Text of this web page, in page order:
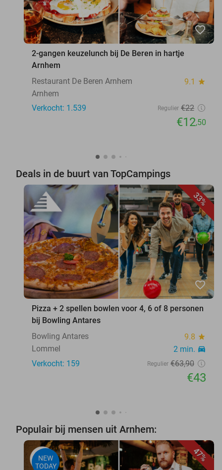
favorite_border
2-gangen keuzelunch bij De Beren in hartje
Arnhem
Restaurant De Beren Arnhem
9.1 star
Arnhem
Verkocht: 1.539
Regulier €22
€12,50
Deals in de buurt van TopCampings
33%
favorite_border
Pizza + 2 spellen bowlen voor 4, 6 of 8 personen
bij Bowling Antares
Bowling Antares
9.8 star
Lommel 2 min. directions_car
Verkocht: 159 Regulier €63,90
€43
Populair bij mensen uit Arnhem:
47%
NEW
TODAY